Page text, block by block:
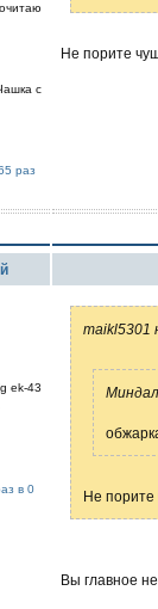
с
раз
Не порите
ek-43
в 0
maikl5301
Не порите
Вы главное